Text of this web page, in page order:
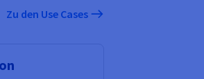
Zu den Use Cases